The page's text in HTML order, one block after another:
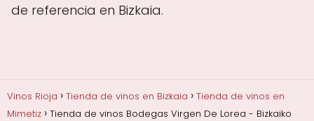
de referencia en Bizkaia.
Vinos Rioja Tienda de vinos en Bizkaia
Tienda de vinos en
Mimetiz
Tienda de vinos Bodegas Virgen De Lorea - Bizkaiko